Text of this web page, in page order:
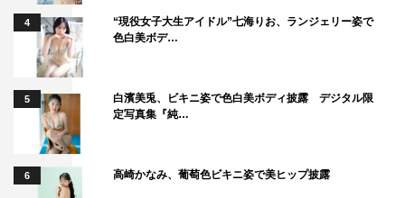
4
“現役女子大生アイドル”七海りお、ランジェリー姿で
色白美ボデ…
5
白濱美兎、ビキニ姿で色白美ボディ披露 デジタル限
定写真集『純…
6 高崎かなみ、葡萄色ビキニ姿で美ヒップ披露